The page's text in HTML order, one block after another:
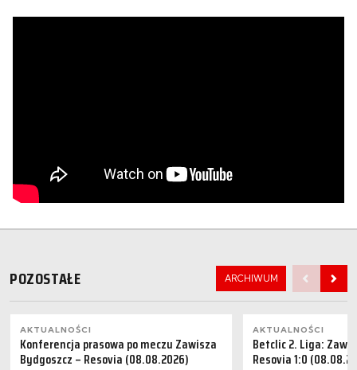
POZOSTAŁE ARCHIWUM
AKTUALNOŚCI
Konferencja prasowa po meczu Zawisza
Bydgoszcz – Resovia (08.08.2026)
AKTUALNOŚCI
Betclic 2. Liga:
Resovia 1:0